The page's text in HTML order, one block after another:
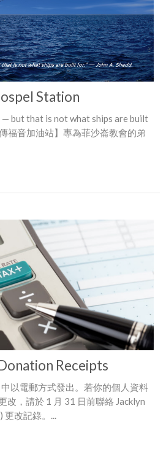
Station
— but that is not what ships are built
福音加油站】專為菲沙崙教會的弟
Receipts
以電郵方式發出。若你的個人資料
改，請於 1 月 31 日前聯絡 Jacklyn
更改記錄。...